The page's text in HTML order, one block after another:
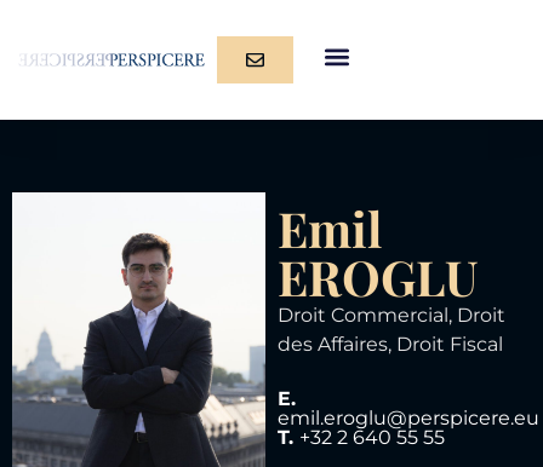
Emil
EROGLU
Droit Commercial, Droit
des Affaires, Droit Fiscal
E.
emil.eroglu@perspicere.eu
T. +32 2 640 55 55